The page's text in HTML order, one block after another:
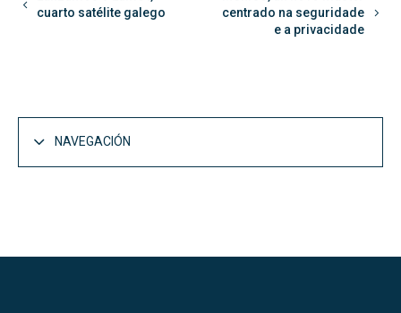
cuarto satélite galego
centrado na seguridade
e a privacidade
NAVEGACIÓN